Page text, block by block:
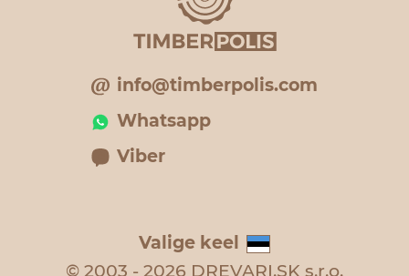
info@timberpolis.com
Whatsapp
Viber
Valige keel
© 2003 - 2026 DREVARI.SK s.r.o.